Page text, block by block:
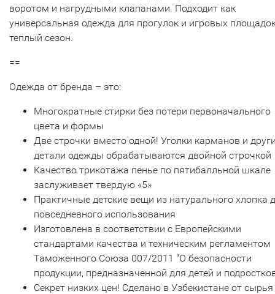
воротом и нагрудными клапанами. Подходит как
универсальная одежда для прогулок и игровых
теплый сезон.
==
Одежда от бренда – это:
Многократные стирки без потери первоначального
цвета и формы
Две строчки вместо одной! Уголки карманов и
детали одежды обрабатываются двойной строчкой
Качество трикотажа пенье по пятибалльной шкале
заслуживает твердую «5»
Практичные детские вещи из натурального хлопка
повседневного использования
Изготовлена в соответствии с Европейскими
стандартами качества и техническим регламентом
Таможенного Союза 007/2011 "О безопасности
продукции, предназначенной для детей и
Секрет низких цен! Сделано в Узбекистане от